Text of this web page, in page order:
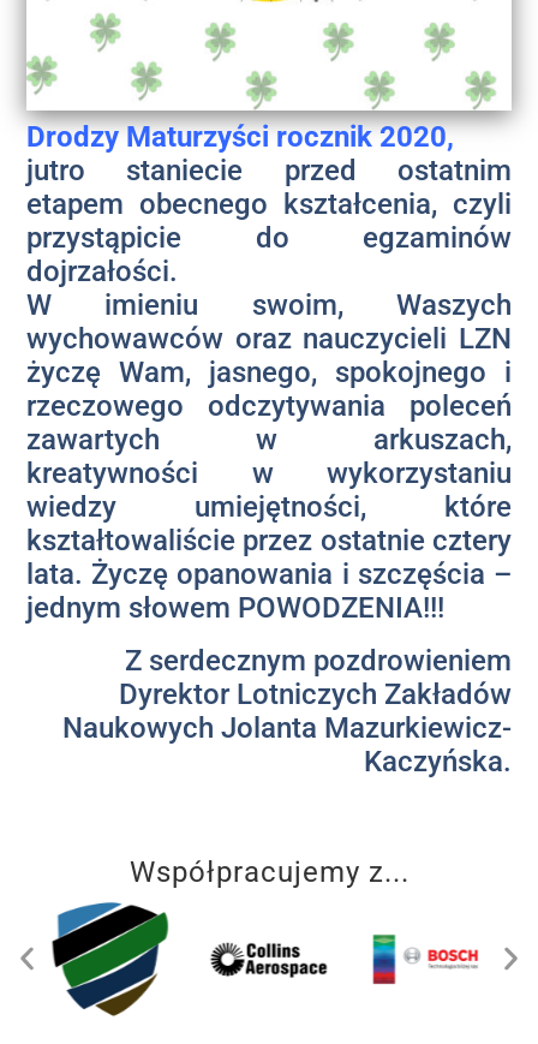
Drodzy Maturzyści rocznik 2020,
jutro staniecie przed ostatnim
etapem obecnego kształcenia, czyli
przystąpicie do egzaminów
dojrzałości.
W imieniu swoim, Waszych
wychowawców oraz nauczycieli LZN
życzę Wam, jasnego, spokojnego i
rzeczowego odczytywania poleceń
zawartych w arkuszach,
kreatywności w wykorzystaniu
wiedzy umiejętności, które
kształtowaliście przez ostatnie cztery
lata. Życzę opanowania i szczęścia –
jednym słowem POWODZENIA!!!
Z serdecznym pozdrowieniem
Dyrektor Lotniczych Zakładów
Naukowych Jolanta Mazurkiewicz-
Kaczyńska.
Współpracujemy z...